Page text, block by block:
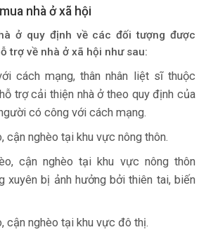
nhà ở xã hội
ở quy định về các đối tượng được
trợ về nhà ở xã hội như sau:
cách mạng, thân nhân liệt sĩ thuộc
trợ cải thiện nhà ở theo quy định của
có công với cách mạng.
cận nghèo tại khu vực nông thôn.
cận nghèo tại khu vực nông thôn
xuyên bị ảnh hưởng bởi thiên tai, biến
cận nghèo tại khu vực đô thị.